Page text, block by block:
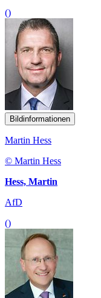
()
Bildinformationen
Martin Hess
© Martin Hess
Hess, Martin
AfD
()